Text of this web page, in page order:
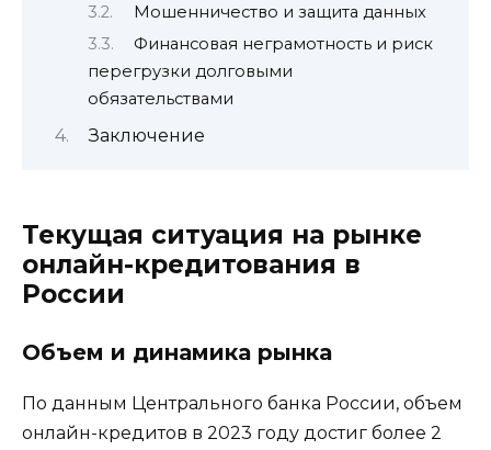
Мошенничество и защита данных
Финансовая неграмотность и риск
перегрузки долговыми
обязательствами
Заключение
Текущая ситуация на рынке
онлайн-кредитования в
России
Объем и динамика рынка
По данным Центрального банка России, объем
онлайн-кредитов в 2023 году достиг более 2